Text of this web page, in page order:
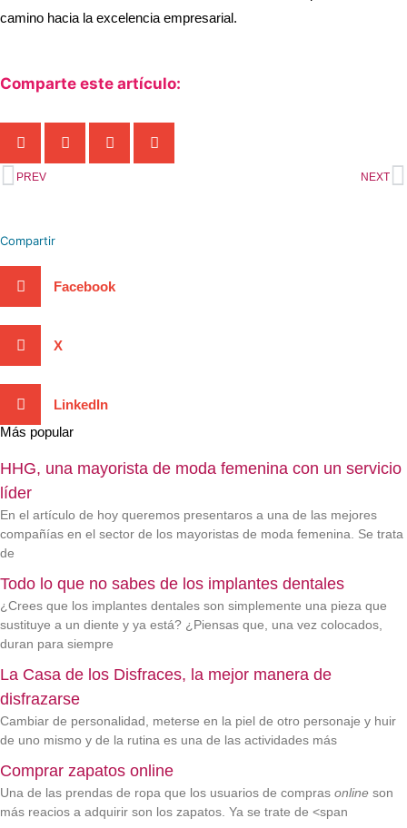
camino hacia la excelencia empresarial.
Comparte este artículo:
Ant
PREV NEXT
Compartir
Facebook
X
LinkedIn
Más popular
HHG, una mayorista de moda femenina con un servicio
líder
En el artículo de hoy queremos presentaros a una de las mejores
compañías en el sector de los mayoristas de moda femenina. Se trata
de
Todo lo que no sabes de los implantes dentales
¿Crees que los implantes dentales son simplemente una pieza que
sustituye a un diente y ya está? ¿Piensas que, una vez colocados,
duran para siempre
La Casa de los Disfraces, la mejor manera de
disfrazarse
Cambiar de personalidad, meterse en la piel de otro personaje y huir
de uno mismo y de la rutina es una de las actividades más
Comprar zapatos online
Una de las prendas de ropa que los usuarios de compras online son
más reacios a adquirir son los zapatos. Ya se trate de <span